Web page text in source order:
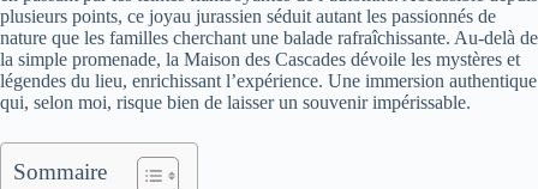
plusieurs points, ce joyau jurassien séduit autant les passionnés de
nature que les familles cherchant une balade rafraîchissante. Au-delà de
la simple promenade, la Maison des Cascades dévoile les mystères et
légendes du lieu, enrichissant l’expérience. Une immersion authentique
qui, selon moi, risque bien de laisser un souvenir impérissable.
Sommaire